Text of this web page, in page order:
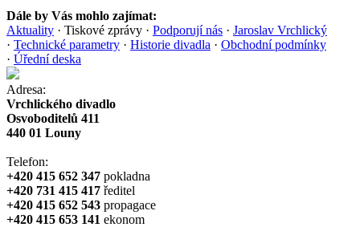
Dále by Vás mohlo zajímat:
Aktuality · Tiskové zprávy · Podporují nás · Jaroslav Vrchlický
· Technické parametry · Historie divadla · Obchodní podmínky
· Úřední deska
Adresa:
Vrchlického divadlo
Osvoboditelů 411
440 01 Louny
Telefon:
+420 415 652 347 pokladna
+420 731 415 417 ředitel
+420 415 652 543 propagace
+420 415 653 141 ekonom